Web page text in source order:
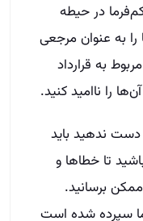
در حیطه
به عنوان مرجعی
به قرارداد
را ناامید کنید.
دست ندهید باید
تا خطاها و
برسانید.
سپرده شده است